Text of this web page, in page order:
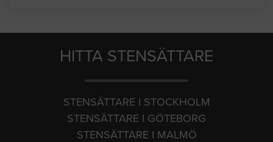
HITTA STENSÄTTARE
STENSÄTTARE I STOCKHOLM
STENSÄTTARE I GÖTEBORG
STENSÄTTARE I MALMÖ